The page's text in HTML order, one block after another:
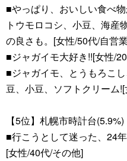
■やっぱり、おいしい食べ
トウモロコシ、小豆、海産
の良さも。[女性/50代/自営
■ジャガイモ大好き!![女性/
■ジャガイモ、とうもろこ
豆、小豆、ソフトクリーム
【5位】札幌市時計台(5.9%)
■行こうとして迷った、24
[女性/40代/その他]